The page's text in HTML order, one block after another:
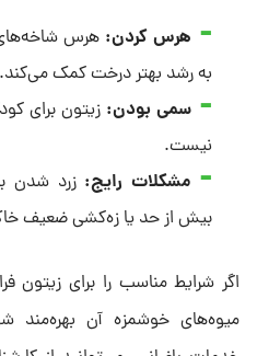
هرس کردن: هرس شاخه‌های
به رشد بهتر درخت کمک می‌کند.
سمی بودن: زیتون برای
نیست.
مشکلات رایج: زرد شدن
بیش از حد یا زه‌کشی ضعیف
اگر شرایط مناسب را برای زیتون
میوه‌های خوشمزه آن بهره‌مند